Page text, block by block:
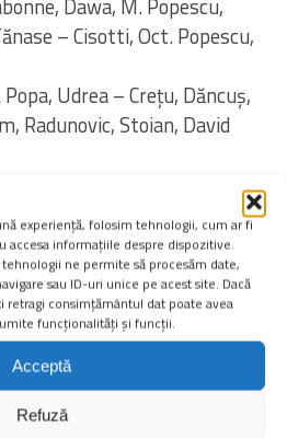
experiență, folosim tehnologii, cum ar fi
accesa informațiile despre dispozitive.
ne permite să procesăm date,
sau ID-uri unice pe acest site. Dacă
consimțământul dat poate avea
funcționalități și funcții.
Acceptă
Refuză
Dawa, M. Popescu,
– Cisotti, Oct. Popescu,
Popa, Udrea – Crețu, Dăncuș,
Radunovic, Stoian, David
,marius baciu darius
gilloise
și peGoogle News
poate fi descărcată din